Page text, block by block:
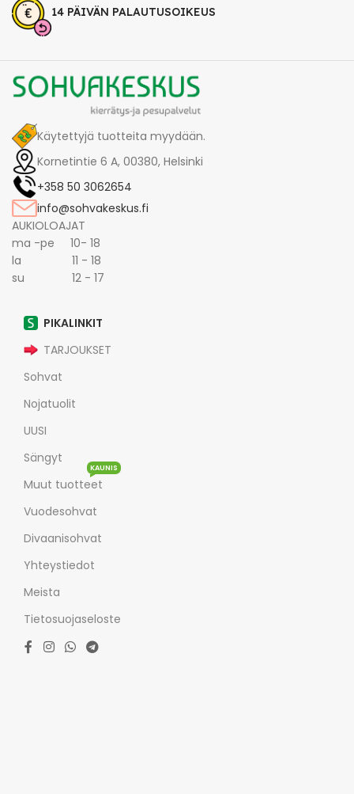
14 PÄIVÄN PALAUTUSOIKEUS
Käytettyjä tuotteita myydään.
Kornetintie 6 A, 00380, Helsinki
+358 50 3062654
info@sohvakeskus.fi
AUKIOLOAJAT
ma -pe 10- 18
la 11 - 18
su 12 - 17
PIKALINKIT
TARJOUKSET
Sohvat
Nojatuolit
UUSI
Sängyt
Muut tuotteet
KAUNIS
Vuodesohvat
Divaanisohvat
Yhteystiedot
Meista
Tietosuojaseloste